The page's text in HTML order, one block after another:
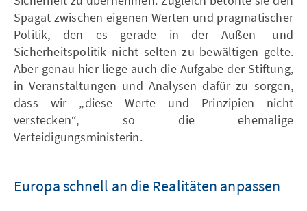
Spagat zwischen eigenen Werten und pragmatischer
Politik, den es gerade in der Außen- und
Sicherheitspolitik nicht selten zu bewältigen gelte.
Aber genau hier liege auch die Aufgabe der Stiftung,
in Veranstaltungen und Analysen dafür zu sorgen,
dass wir „diese Werte und Prinzipien nicht
verstecken“, so die ehemalige
Verteidigungsministerin.
Europa schnell an die Realitäten anpassen